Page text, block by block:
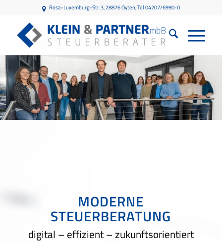
Rosa-Luxemburg-Str. 3, 28876 Oyten, Tel 04207/6990-0
MODERNE
STEUERBERATUNG
digital – effizient – zukunftsorientiert